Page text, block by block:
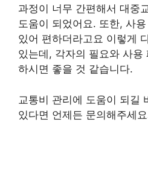
과정이 너무 간편해서 대중
도움이 되었어요. 또한, 사
있어 편하더라고요 이렇게
있는데, 각자의 필요와 사용
하시면 좋을 것 같습니다.
교통비 관리에 도움이 되길
있다면 언제든 문의해주세